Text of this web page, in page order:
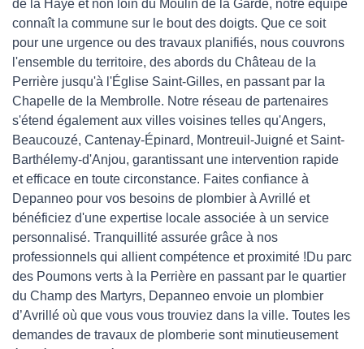
de la Haye et non loin du Moulin de la Garde, notre équipe
connaît la commune sur le bout des doigts. Que ce soit
pour une urgence ou des travaux planifiés, nous couvrons
l'ensemble du territoire, des abords du Château de la
Perrière jusqu'à l'Église Saint-Gilles, en passant par la
Chapelle de la Membrolle. Notre réseau de partenaires
s'étend également aux villes voisines telles qu'Angers,
Beaucouzé, Cantenay-Épinard, Montreuil-Juigné et Saint-
Barthélemy-d'Anjou, garantissant une intervention rapide
et efficace en toute circonstance. Faites confiance à
Depanneo pour vos besoins de plombier à Avrillé et
bénéficiez d'une expertise locale associée à un service
personnalisé. Tranquillité assurée grâce à nos
professionnels qui allient compétence et proximité !Du parc
des Poumons verts à la Perrière en passant par le quartier
du Champ des Martyrs, Depanneo envoie un plombier
d’Avrillé où que vous vous trouviez dans la ville. Toutes les
demandes de travaux de plomberie sont minutieusement